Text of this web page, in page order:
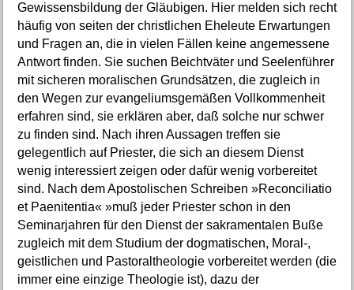
Gewissensbildung der Gläubigen. Hier melden sich recht
häufig von seiten der christlichen Eheleute Erwartungen
und Fragen an, die in vielen Fällen keine angemessene
Antwort finden. Sie suchen Beichtväter und Seelenführer
mit sicheren moralischen Grundsätzen, die zugleich in
den Wegen zur evangeliumsgemäßen Vollkommenheit
erfahren sind, sie erklären aber, daß solche nur schwer
zu finden sind. Nach ihren Aussagen treffen sie
gelegentlich auf Priester, die sich an diesem Dienst
wenig interessiert zeigen oder dafür wenig vorbereitet
sind. Nach dem Apostolischen Schreiben »Reconciliatio
et Paenitentia« »muß jeder Priester schon in den
Seminarjahren für den Dienst der sakramentalen Buße
zugleich mit dem Studium der dogmatischen, Moral-,
geistlichen und Pastoraltheologie vorbereitet werden (die
immer eine einzige Theologie ist), dazu der